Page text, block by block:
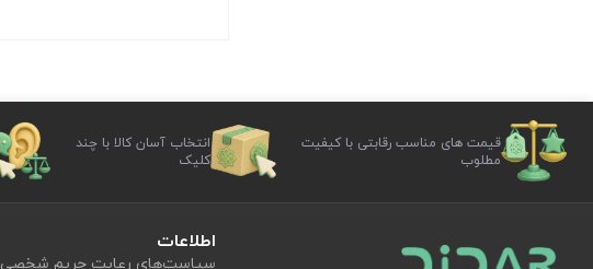
قیمت های مناسب رقابتی با کیفیت
مطلوب
انتخاب آسان کالا با چند
کلیک
اطلاعات
سیاست‏‌های رعایت حریم شخصی